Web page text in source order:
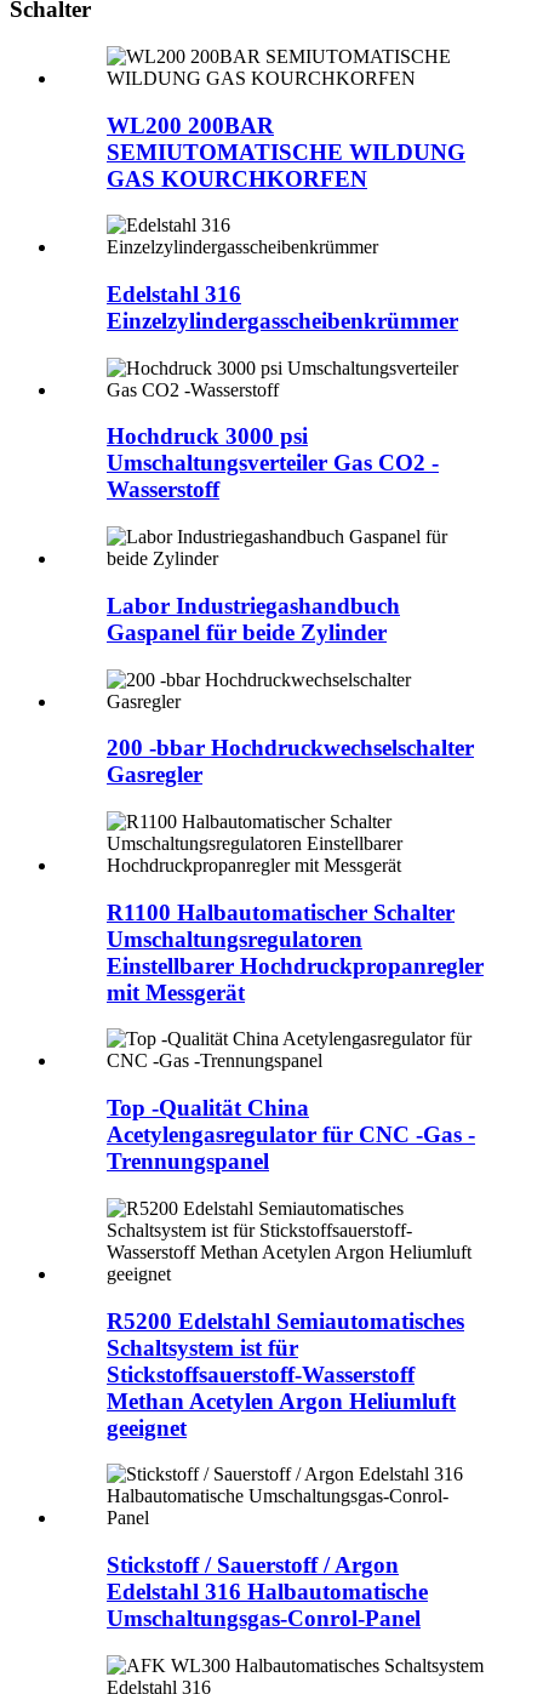
Schalter
WL200 200BAR
SEMIUTOMATISCHE WILDUNG
GAS KOURCHKORFEN
Edelstahl 316
Einzelzylindergasscheibenkrümmer
Hochdruck 3000 psi
Umschaltungsverteiler Gas CO2 -
Wasserstoff
Labor Industriegashandbuch
Gaspanel für beide Zylinder
200 -bbar Hochdruckwechselschalter
Gasregler
R1100 Halbautomatischer Schalter
Umschaltungsregulatoren
Einstellbarer Hochdruckpropanregler
mit Messgerät
Top -Qualität China
Acetylengasregulator für CNC -Gas -
Trennungspanel
R5200 Edelstahl Semiautomatisches
Schaltsystem ist für
Stickstoffsauerstoff-Wasserstoff
Methan Acetylen Argon Heliumluft
geeignet
Stickstoff / Sauerstoff / Argon
Edelstahl 316 Halbautomatische
Umschaltungsgas-Conrol-Panel